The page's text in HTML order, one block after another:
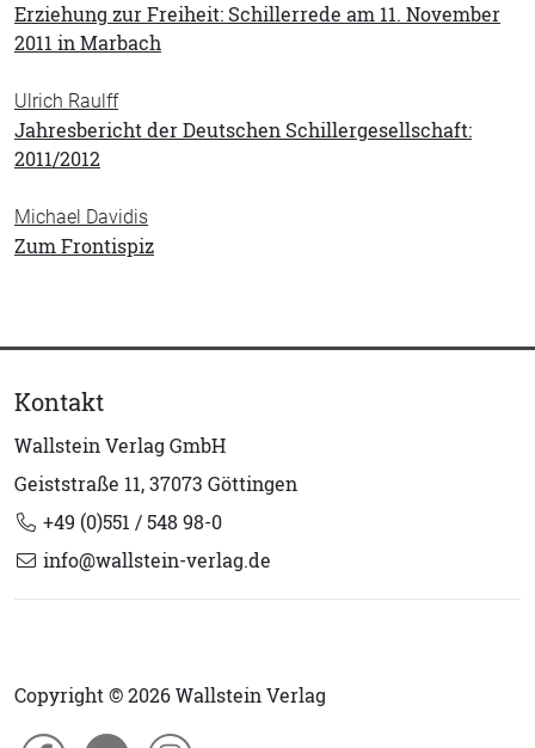
Erziehung zur Freiheit: Schillerrede am 11. November
2011 in Marbach
Ulrich Raulff
Jahresbericht der Deutschen Schillergesellschaft:
2011/2012
Michael Davidis
Zum Frontispiz
Kontakt
Wallstein Verlag GmbH
Geiststraße 11, 37073 Göttingen
+49 (0)551 / 548 98-0
info@wallstein-verlag.de
Copyright © 2026 Wallstein Verlag